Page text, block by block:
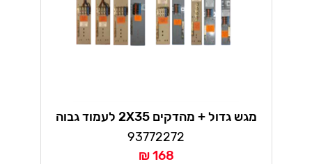
מגש גדול + מהדקים 2X35 לעמוד גבוה
93772272
168 ₪